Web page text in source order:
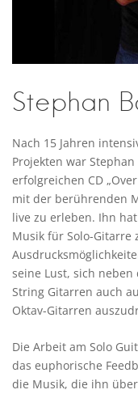
Stephan
Nach 15 Jahren
Projekten war
erfolgreichen CD
mit der berührenden
live zu erleben. Ihn
Musik für Solo-Gitarre
seine Lust, sich neben
String Gitarren auch
Oktav-Gitarren
Die Arbeit am Solo
das euphorische
die Musik, die ihn